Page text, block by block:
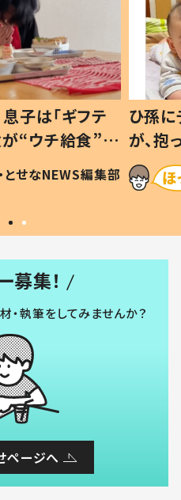
子は「ギフテ
“ウチ給食”を
は #令和の親
とせなNEWS編集部
ひ孫
が、
「涙が
い」
募集！
・執筆をしてみませんか？
ページへ